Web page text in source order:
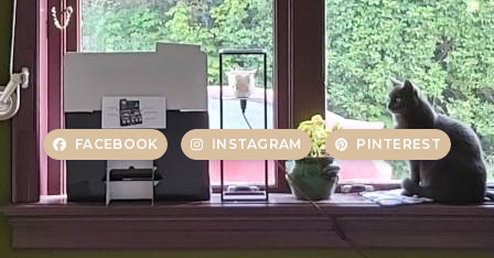
FACEBOOK INSTAGRAM PINTEREST